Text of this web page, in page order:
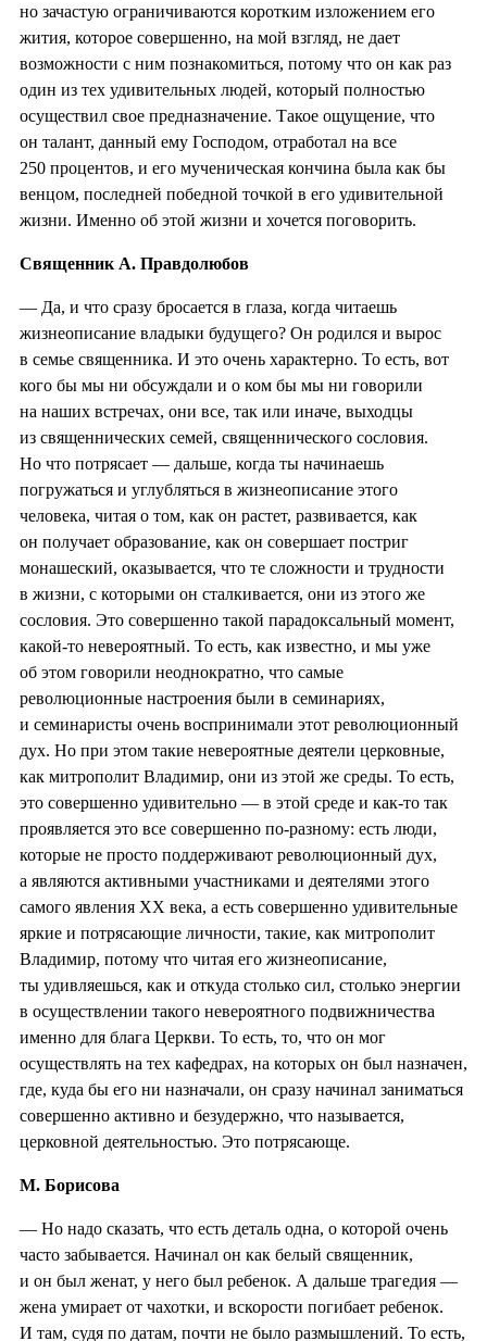
но зачастую ограничиваются коротким изложением его
жития, которое совершенно, на мой взгляд, не дает
возможности с ним познакомиться, потому что он как раз
один из тех удивительных людей, который полностью
осуществил свое предназначение. Такое ощущение, что
он талант, данный ему Господом, отработал на все
250 процентов, и его мученическая кончина была как бы
венцом, последней победной точкой в его удивительной
жизни. Именно об этой жизни и хочется поговорить.
Священник А. Правдолюбов
— Да, и что сразу бросается в глаза, когда читаешь
жизнеописание владыки будущего? Он родился и вырос
в семье священника. И это очень характерно. То есть, вот
кого бы мы ни обсуждали и о ком бы мы ни говорили
на наших встречах, они все, так или иначе, выходцы
из священнических семей, священнического сословия.
Но что потрясает — дальше, когда ты начинаешь
погружаться и углубляться в жизнеописание этого
человека, читая о том, как он растет, развивается, как
он получает образование, как он совершает постриг
монашеский, оказывается, что те сложности и трудности
в жизни, с которыми он сталкивается, они из этого же
сословия. Это совершенно такой парадоксальный момент,
какой-то невероятный. То есть, как известно, и мы уже
об этом говорили неоднократно, что самые
революционные настроения были в семинариях,
и семинаристы очень воспринимали этот революционный
дух. Но при этом такие невероятные деятели церковные,
как митрополит Владимир, они из этой же среды. То есть,
это совершенно удивительно — в этой среде и как-то так
проявляется это все совершенно по-разному: есть люди,
которые не просто поддерживают революционный дух,
а являются активными участниками и деятелями этого
самого явления ХХ века, а есть совершенно удивительные
яркие и потрясающие личности, такие, как митрополит
Владимир, потому что читая его жизнеописание,
ты удивляешься, как и откуда столько сил, столько энергии
в осуществлении такого невероятного подвижничества
именно для блага Церкви. То есть, то, что он мог
осуществлять на тех кафедрах, на которых он был назначен,
где, куда бы его ни назначали, он сразу начинал заниматься
совершенно активно и безудержно, что называется,
церковной деятельностью. Это потрясающе.
М. Борисова
— Но надо сказать, что есть деталь одна, о которой очень
часто забывается. Начинал он как белый священник,
и он был женат, у него был ребенок. А дальше трагедия —
жена умирает от чахотки, и вскорости погибает ребенок.
И там, судя по датам, почти не было размышлений. То есть,